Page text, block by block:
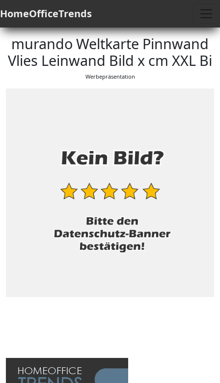
HomeOfficeTrends
murando Weltkarte Pinnwand
Vlies Leinwand Bild x cm XXL Bi
Werbepräsentation